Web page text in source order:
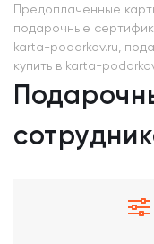
Предоплаченные
подарочные
karta-podarkov.ru,
купить в karta-